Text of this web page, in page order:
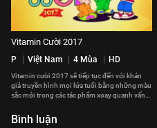
Vitamin Cười 2017
P Việt Nam 4 Mùa HD
Vitamin cười 2017 sẽ tiếp tục đến với khán
giả truyền hình mọi lứa tuổi bằng những màu
sắc mới trong các tác phẩm xoay quanh vấn
#vitamin_cuoi_2017
Bình luận